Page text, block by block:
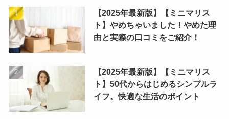
【2025年最新版】【ミニマリス
ト】やめちゃいました！やめた理
由と実際の口コミをご紹介！
【2025年最新版】【ミニマリス
ト】50代からはじめるシンプルラ
イフ。快適な生活のポイント